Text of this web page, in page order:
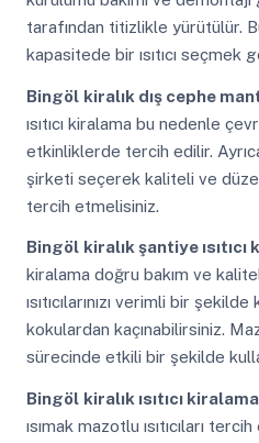
tarafından titizlikle yürütülür.
kapasitede bir ısıtıcı seçmek
Bingöl kiralık dış cephe
ısıtıcı kiralama bu nedenle
etkinliklerde tercih edilir.
şirketi seçerek kaliteli ve
tercih etmelisiniz.
Bingöl kiralık şantiye
kiralama doğru bakım ve
ısıtıcılarınızı verimli bir
kokulardan kaçınabilirsiniz.
sürecinde etkili bir şekilde
Bingöl kiralık ısıtıcı kiralama
ısımak mazotlu ısıtıcıları